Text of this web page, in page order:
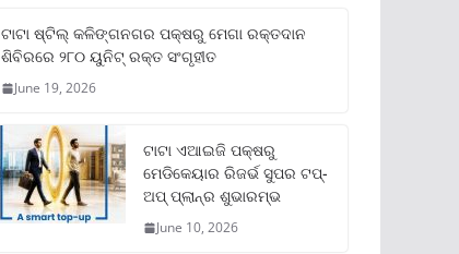
ଟାଟା ଷ୍ଟିଲ୍‌ କଳିଙ୍ଗନଗର ପକ୍ଷରୁ ମେଗା ରକ୍ତଦାନ
ଶିବିରରେ ୨୮୦ ୟୁନିଟ୍‌ ରକ୍ତ ସଂଗୃହୀତ
June 19, 2026
ଟାଟା ଏଆଇଜି ପକ୍ଷରୁ
ମେଡିକେୟାର ରିଜର୍ଭ ସୁପର ଟପ୍‌-
ଅପ୍ ପ୍ଲାନ୍‌ର ଶୁଭାରମ୍ଭ
June 10, 2026